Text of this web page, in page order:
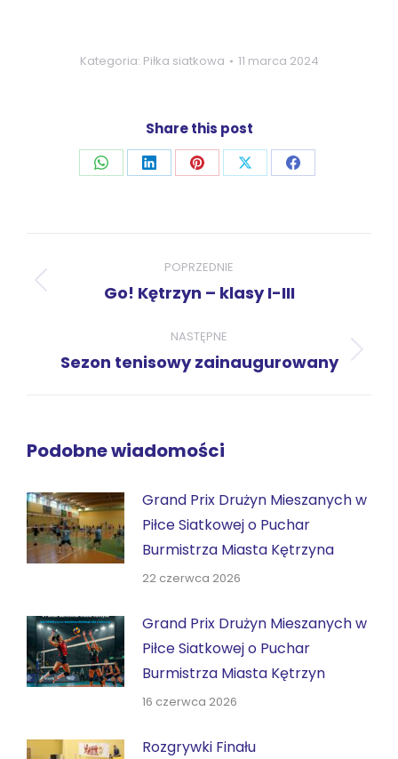
Kategoria: Piłka siatkowa 11 marca 2024
Share this post
UdostępnijUdostępnijUdostępnijUdostępnijUdostępnij
wpisów
POPRZEDNIE
Poprzedni
Go! Kętrzyn – klasy I-III
NASTĘPNE
Następny
Sezon tenisowy zainaugurowany
Podobne wiadomości
Grand Prix Drużyn Mieszanych w
Piłce Siatkowej o Puchar
Burmistrza Miasta Kętrzyna
22 czerwca 2026
Grand Prix Drużyn Mieszanych w
Piłce Siatkowej o Puchar
Burmistrza Miasta Kętrzyn
16 czerwca 2026
Rozgrywki Finału